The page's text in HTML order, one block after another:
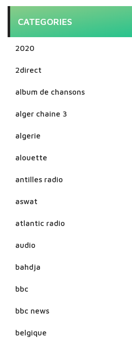
CATEGORIES
2020
2direct
album de chansons
alger chaine 3
algerie
alouette
antilles radio
aswat
atlantic radio
audio
bahdja
bbc
bbc news
belgique